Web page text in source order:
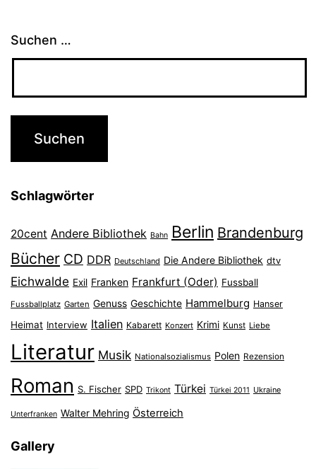
Suchen …
Schlagwörter
20cent Andere Bibliothek Bahn Berlin Brandenburg
Bücher CD DDR Deutschland Die Andere Bibliothek dtv
Eichwalde Exil Franken Frankfurt (Oder) Fussball
Fussballplatz Garten Genuss Geschichte Hammelburg Hanser
Heimat Interview Italien Kabarett Konzert Krimi Kunst Liebe
Literatur Musik Nationalsozialismus Polen Rezension
Roman S. Fischer SPD Trikont Türkei Türkei 2011 Ukraine
Unterfranken Walter Mehring Österreich
Gallery